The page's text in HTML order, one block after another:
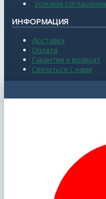
Условия соглашения
ИНФОРМАЦИЯ
Доставка
Оплата
Гарантия и возврат
Связаться с нами